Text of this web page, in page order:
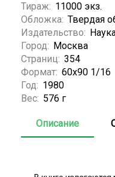
Тираж: 11000 экз.
Обложка: Твердая
Издательство:
Город: Москва
Страниц: 354
Формат: 60х90 1/16
Год: 1980
Вес: 576 г
Описание